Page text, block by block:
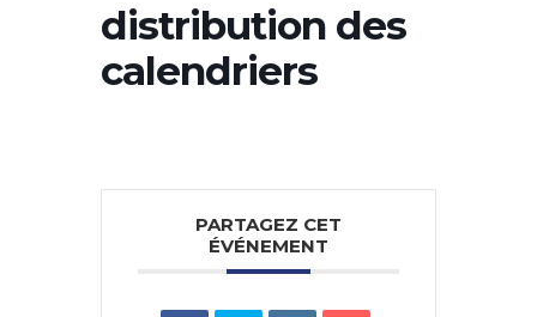
distribution des
calendriers
PARTAGEZ CET
ÉVÉNEMENT